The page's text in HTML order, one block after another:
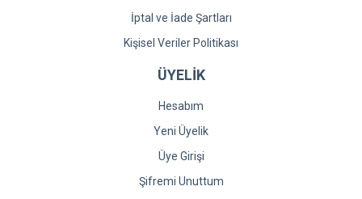
İptal ve İade Şartları
Kişisel Veriler Politikası
ÜYELİK
Hesabım
Yeni Üyelik
Üye Girişi
Şifremi Unuttum